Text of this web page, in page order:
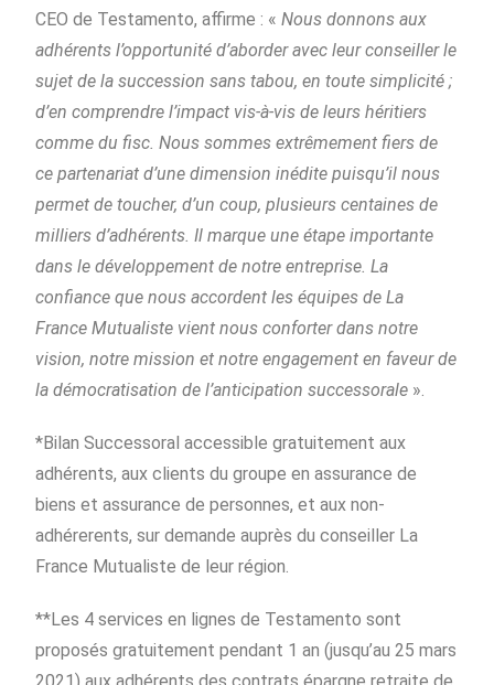
CEO de Testamento, affirme : «Nous donnons aux
adhérents l’opportunité d’aborder avec leur conseiller le
sujet de la succession sans tabou, en toute simplicité ;
d’en comprendre l’impact vis-à-vis de leurs héritiers
comme du fisc. Nous sommes extrêmement fiers de
ce partenariat d’une dimension inédite puisqu’il nous
permet de toucher, d’uncoup, plusieurs centaines de
milliers d’adhérents. Il marque une étape importante
dans le développement de notre entreprise. La
confiance que nous accordent les équipes de La
France Mutualiste vient nous conforter dans notre
vision, notre mission et notre engagement en faveur de
la démocratisation de l’anticipation successorale ».
*Bilan Successoral accessible gratuitement aux
adhérents, aux clients du groupe en assurance de
biens et assurance de personnes, et aux non-
adhérerents, sur demande auprès du conseiller La
France Mutualiste de leur région.
**Les 4 services en lignes de Testamento sont
proposés gratuitement pendant 1 an (jusqu’au 25 mars